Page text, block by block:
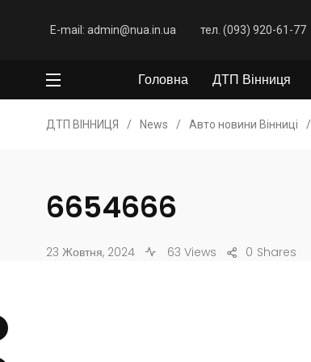
E-mail: admin@nua.in.ua тел. (093) 920-61-77
Головна ДТП Вінниця
ДТП ВІННИЦЯ / News / Авто новини Вінниці /
6654666
23 Жовтня, 2024 63 Views Shares
0